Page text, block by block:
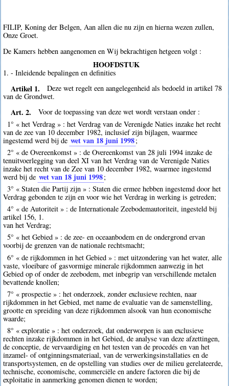
FILIP, Koning der Belgen, Aan allen die nu zijn en hierna wezen zullen,
Onze Groet.
De Kamers hebben aangenomen en Wij bekrachtigen hetgeen volgt :
HOOFDSTUK
1. - Inleidende bepalingen en definities
Artikel 1.
Deze wet regelt een aangelegenheid als bedoeld in artikel 78
van de Grondwet.
Art. 2.
Voor de toepassing van deze wet wordt verstaan onder :
1° « het Verdrag » : het Verdrag van de Verenigde Naties inzake het recht
van de zee van 10 december 1982, inclusief zijn bijlagen, waarmee
ingestemd werd bij de wet van 18 juni 1998;
2° « de Overeenkomst » : de Overeenkomst van 28 juli 1994 inzake de
tenuitvoerlegging van deel XI van het Verdrag van de Verenigde Naties
inzake het recht van de Zee van 10 december 1982, waarmee ingestemd
werd bij de wet van 18 juni 1998;
3° « Staten die Partij zijn » : Staten die ermee hebben ingestemd door het
Verdrag gebonden te zijn en voor wie het Verdrag in werking is getreden;
4° « de Autoriteit » : de Internationale Zeebodemautoriteit, ingesteld bij
artikel 156, 1.
van het Verdrag;
5° « het Gebied » : de zee- en oceaanbodem en de ondergrond ervan
voorbij de grenzen van de nationale rechtsmacht;
6° « de rijkdommen in het Gebied » : met uitzondering van het water, alle
vaste, vloeibare of gasvormige minerale rijkdommen aanwezig in het
Gebied op of onder de zeebodem, met inbegrip van verschillende metalen
bevattende knollen;
7° « prospectie » : het onderzoek, zonder exclusieve rechten, naar
rijkdommen in het Gebied, met name de evaluatie van de samenstelling,
grootte en spreiding van deze rijkdommen alsook van hun economische
waarde;
8° « exploratie » : het onderzoek, dat onderworpen is aan exclusieve
rechten inzake rijkdommen in het Gebied, de analyse van deze afzettingen,
de conceptie, de vervaardiging en het testen van de procedés en van het
inzamel- of ontginningsmateriaal, van de verwerkingsinstallaties en de
transportsystemen, en de opstelling van studies over de milieu gerelateerde,
technische, economische, commerciële en andere factoren die bij de
exploitatie in aanmerking genomen dienen te worden;